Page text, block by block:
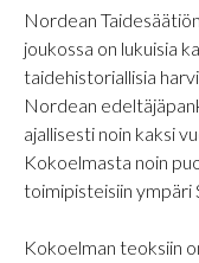
Nordean
joukossa on lukuisia
taidehistoriallisia
Nordean
ajallisesti noin kaksi
Kokoelmasta noin
toimipisteisiin ympäri
Kokoelman teoksiin